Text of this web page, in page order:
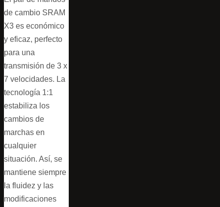
de cambio SRAM
X3 es económico
y eficaz, perfecto
para una
transmisión de 3 x
7 velocidades. La
tecnología 1:1
estabiliza los
cambios de
marchas en
cualquier
situación. Así, se
mantiene siempre
la fluidez y las
modificaciones